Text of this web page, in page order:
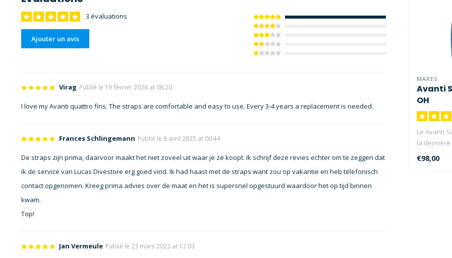
3 évaluations
Ajouter un avis
Virag Publié le 19 février 2026 at 08:20
I love my Avanti quattro fins. The straps are comfortable and easy to use. Every 3-4 years a replacement is needed.
Frances Schlingemann Publié le 8 avril 2025 at 00:44
De straps zijn prima, daarvoor maakt het niet zoveel uit waar je ze koopt. Ik schrijf deze revies echter om te zeggen dat
ik de service van Lucas Divestore erg goed vind. Ik had haast met de straps want zou op vakantie en heb telefonisch
contact opgenomen. Kreeg prima advies over de maat en het is supersnel opgestuurd waardoor het op tijd binnen
kwam.
Top!
Jan Vermeule Publié le 23 mars 2022 at 12:03
MARES
Avanti
OH
Le Avanti
la
€98,00